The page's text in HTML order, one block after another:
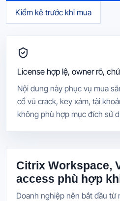
Kiểm kê trước khi mua
License hợp lệ, owner rõ,
Nội dung này phục vụ mua
cổ vũ crack, key xám, tài
không phù hợp mục đích sử
Citrix Workspace,
access phù hợp
Doanh nghiệp nên bắt đầu từ